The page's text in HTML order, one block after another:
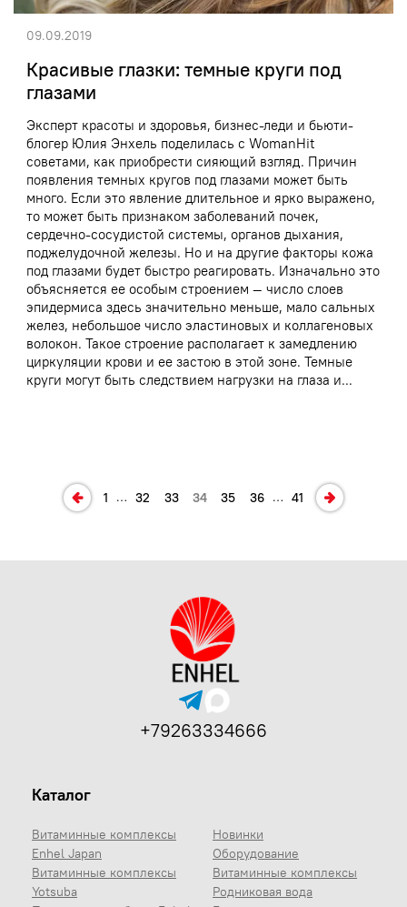
Красивые глазки: темные круги под
глазами
Эксперт красоты и здоровья, бизнес-леди и бьюти-
блогер Юлия Энхель поделилась с WomanHit
советами, как приобрести сияющий взгляд. Причин
появления темных кругов под глазами может быть
много. Если это явление длительное и ярко выражено,
то может быть признаком заболеваний почек,
сердечно-сосудистой системы, органов дыхания,
поджелудочной железы. Но и на другие факторы кожа
под глазами будет быстро реагировать. Изначально это
объясняется ее особым строением — число слоев
эпидермиса здесь значительно меньше, мало сальных
желез, небольшое число эластиновых и коллагеновых
волокон. Такое строение располагает к замедлению
циркуляции крови и ее застою в этой зоне. Темные
круги могут быть следствием нагрузки на глаза и...
09.09.2019
1 … 32 33 34 35 36 … 41
Каталог
Витаминные комплексы
Enhel Japan
Витаминные комплексы
Yotsuba
Новинки
Оборудование
Витаминные комплексы
Родниковая вода
+79263334666